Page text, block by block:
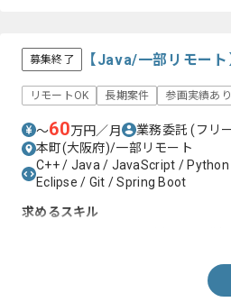
募集終了 【Java/一部リモー
リモートOK 長期案件 参画実績あり
〜60万円／月 業務委託(フリ
本町(大阪府)/一部リモート
C++ / Java / JavaScript /
Eclipse / Git / Spring Boot
求めるスキル